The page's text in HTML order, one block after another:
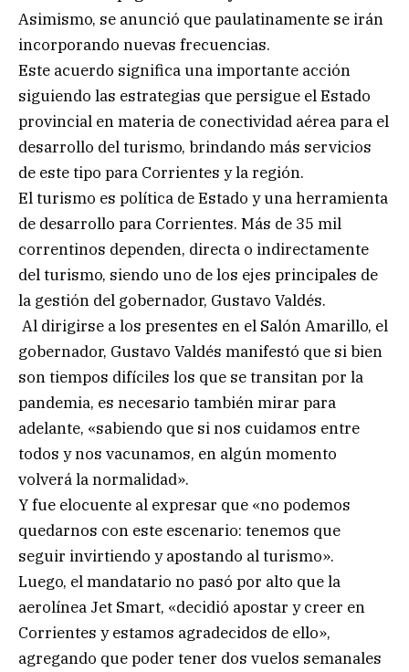
Asimismo, se anunció que paulatinamente se irán
incorporando nuevas frecuencias.
Este acuerdo significa una importante acción
siguiendo las estrategias que persigue el Estado
provincial en materia de conectividad aérea para el
desarrollo del turismo, brindando más servicios
de este tipo para Corrientes y la región.
El turismo es política de Estado y una herramienta
de desarrollo para Corrientes. Más de 35 mil
correntinos dependen, directa o indirectamente
del turismo, siendo uno de los ejes principales de
la gestión del gobernador, Gustavo Valdés.
Al dirigirse a los presentes en el Salón Amarillo, el
gobernador, Gustavo Valdés manifestó que si bien
son tiempos difíciles los que se transitan por la
pandemia, es necesario también mirar para
adelante, «sabiendo que si nos cuidamos entre
todos y nos vacunamos, en algún momento
volverá la normalidad».
Y fue elocuente al expresar que «no podemos
quedarnos con este escenario: tenemos que
seguir invirtiendo y apostando al turismo».
Luego, el mandatario no pasó por alto que la
aerolínea Jet Smart, «decidió apostar y creer en
Corrientes y estamos agradecidos de ello»,
agregando que poder tener dos vuelos semanales